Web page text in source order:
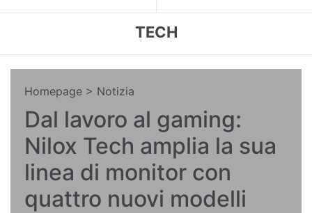
TECH
Homepage > Notizia
Dal lavoro al gaming:
Nilox Tech amplia la sua
linea di monitor con
quattro nuovi modelli